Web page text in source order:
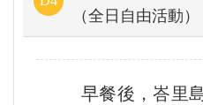
（全日自由活動）
早餐後，峇里島